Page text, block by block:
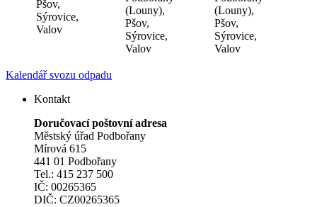
Pšov,
Sýrovice,
Valov
(Louny),
Pšov,
Sýrovice,
Valov
(Louny),
Pšov,
Sýrovice,
Valov
Kalendář svozu odpadu
Kontakt
Doručovací poštovní adresa
Městský úřad Podbořany
Mírová 615
441 01 Podbořany
Tel.: 415 237 500
IČ: 00265365
DIČ: CZ00265365